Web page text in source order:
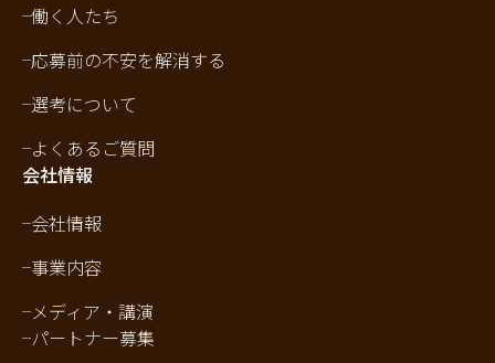
働く人たち
応募前の不安を解消する
選考について
よくあるご質問
会社情報
会社情報
事業内容
メディア・講演
パートナー募集